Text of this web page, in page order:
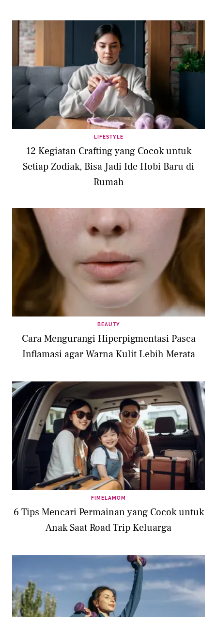
LIFESTYLE
12 Kegiatan Crafting yang Cocok untuk
Setiap Zodiak, Bisa Jadi Ide Hobi Baru di
Rumah
BEAUTY
Cara Mengurangi Hiperpigmentasi Pasca
Inflamasi agar Warna Kulit Lebih Merata
FIMELAMOM
6 Tips Mencari Permainan yang Cocok untuk
Anak Saat Road Trip Keluarga